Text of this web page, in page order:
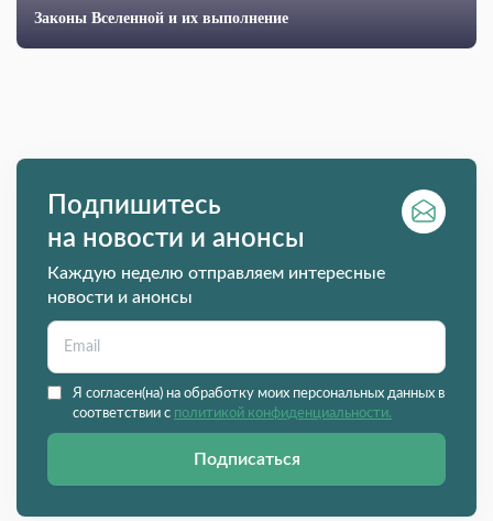
Законы Вселенной и их выполнение
Подпишитесь
на новости и анонсы
Каждую неделю отправляем интересные
новости и анонсы
Я согласен(на) на обработку моих персональных данных в
соответствии с политикой конфиденциальности.
Подписаться